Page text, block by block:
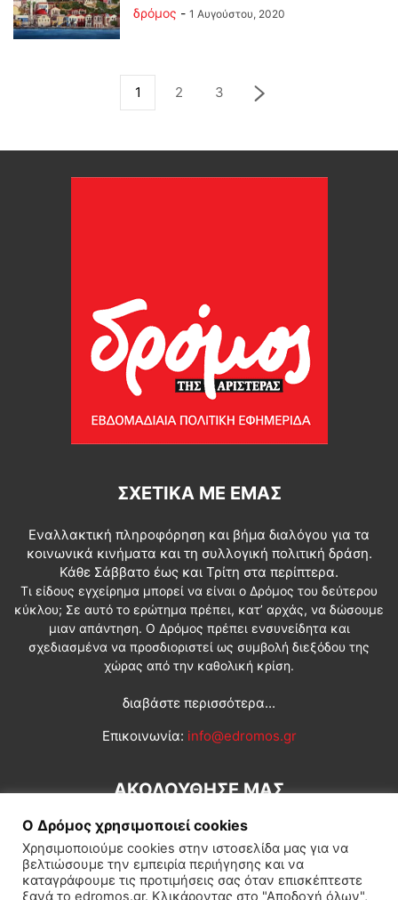
δρόμος - 1 Αυγούστου, 2020
1 2 3
ΣΧΕΤΙΚΆ ΜΕ ΕΜΆΣ
Εναλλακτική πληροφόρηση και βήμα διαλόγου για τα
κοινωνικά κινήματα και τη συλλογική πολιτική δράση.
Κάθε Σάββατο έως και Τρίτη στα περίπτερα.
Τι είδους εγχείρημα μπορεί να είναι ο Δρόμος του δεύτερου
κύκλου; Σε αυτό το ερώτημα πρέπει, κατ’ αρχάς, να δώσουμε
μιαν απάντηση. Ο Δρόμος πρέπει ενσυνείδητα και
σχεδιασμένα να προσδιοριστεί ως συμβολή διεξόδου της
χώρας από την καθολική κρίση.
διαβάστε περισσότερα...
Επικοινωνία: info@edromos.gr
ΑΚΟΛΟΥΘΗΣΕ ΜΑΣ
Ο Δρόμος χρησιμοποιεί cookies
Χρησιμοποιούμε cookies στην ιστοσελίδα μας για να
βελτιώσουμε την εμπειρία περιήγησης και να
καταγράφουμε τις προτιμήσεις σας όταν επισκέπτεστε
ξανά το edromos.gr. Κλικάροντας στο "Αποδοχή όλων",